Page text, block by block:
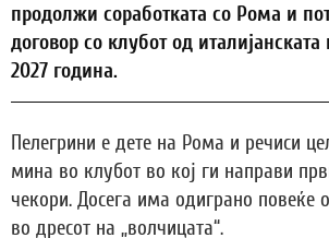
продолжи соработката со Рома и
договор со клубот од
2027 година.
Пелегрини е дете на Рома и речиси
мина во клубот во кој ги направи
чекори. Досега има одиграно повеќе
во дресот на „волчицата“.